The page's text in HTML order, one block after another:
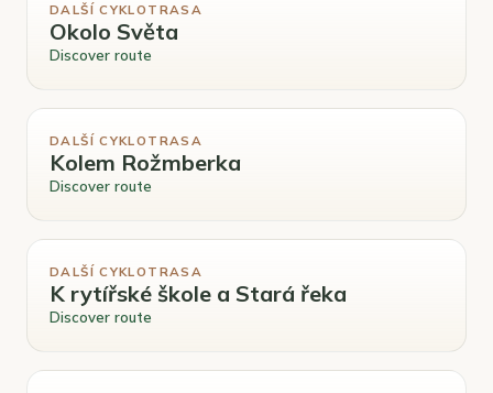
DALŠÍ CYKLOTRASA
Okolo Světa
Discover route
DALŠÍ CYKLOTRASA
Kolem Rožmberka
Discover route
DALŠÍ CYKLOTRASA
K rytířské škole a Stará řeka
Discover route